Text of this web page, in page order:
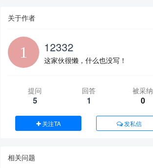
关于作者
12332
这家伙很懒，什么也没写！
提问
5
回答
1
被采纳
0
关注TA 发私信
相关问题